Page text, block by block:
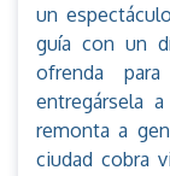
un
guía con un
ofrenda
entregársela
remonta a
ciudad cobra